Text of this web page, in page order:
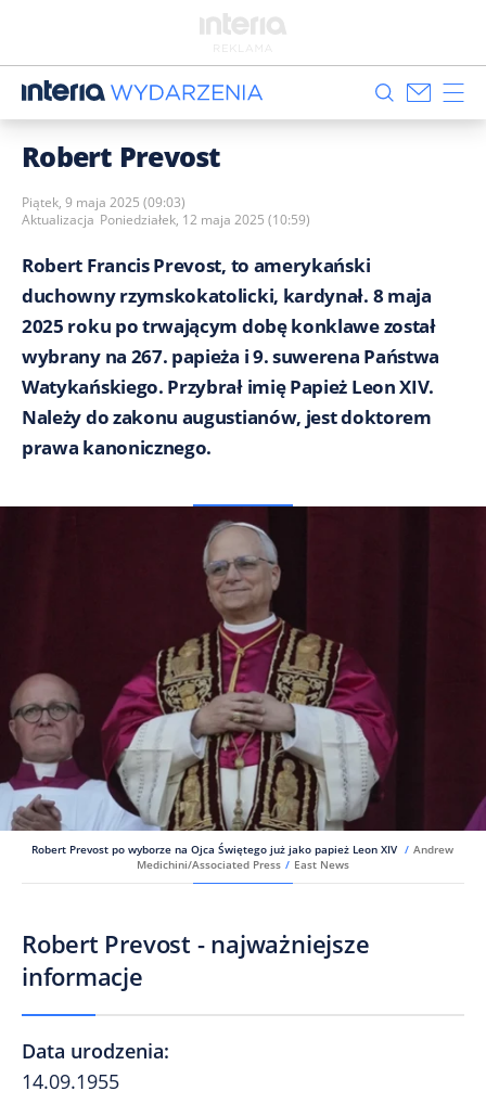
Robert Prevost
Piątek, 9 maja 2025 (09:03)
Aktualizacja Poniedziałek, 12 maja 2025 (10:59)
Robert Francis Prevost, to amerykański
duchowny rzymskokatolicki, kardynał. 8 maja
2025 roku po trwającym dobę konklawe został
wybrany na 267. papieża i 9. suwerena Państwa
Watykańskiego. Przybrał imię Papież Leon XIV.
Należy do zakonu augustianów, jest doktorem
prawa kanonicznego.
Robert Prevost po wyborze na Ojca Świętego już jako papież Leon XIV / Andrew
Medichini/Associated Press / East News
Robert Prevost - najważniejsze
informacje
Data urodzenia:
14.09.1955